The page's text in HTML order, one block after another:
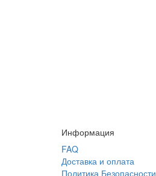
Информация
FAQ
Доставка и оплата
Политика Безопасности